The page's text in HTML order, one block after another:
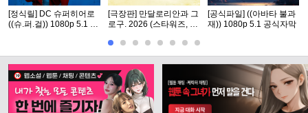
[정식릴] DC 슈퍼히어로
((슈.퍼.걸)) 1080p 5.1 공
[극장판] 만달로리안과 그
로구. 2026 (스타워즈, 12
[공식파일] ((아바타 불과
재)) 1080p 5.1 공식자막